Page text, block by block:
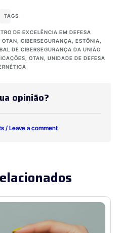
TAGS
DE EXCELÊNCIA EM DEFESA
OTAN, CIBERSEGURANÇA, ESTÔNIA,
DE CIBERSEGURANÇA DA UNIÃO
, OTAN, UNIDADE DE DEFESA
opinião?
/ Leave a comment